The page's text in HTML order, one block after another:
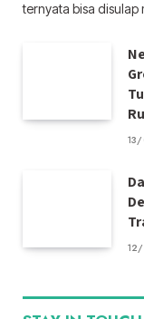
ternyata bisa